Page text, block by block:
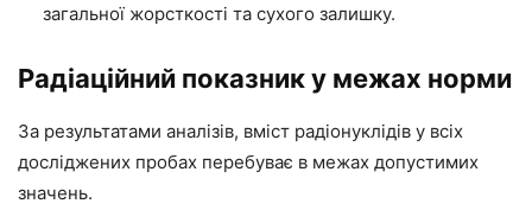
загальної жорсткості та сухого залишку.
Радіаційний показник у межах норми
За результатами аналізів, вміст радіонуклідів у всіх
досліджених пробах перебуває в межах допустимих
значень.